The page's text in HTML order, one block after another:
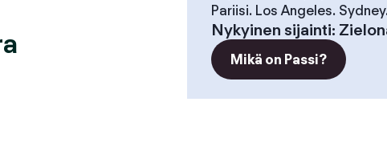
Pariisi. Los Angeles.
Nykyinen sijainti:
Mikä on Passi?